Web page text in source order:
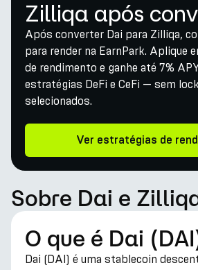
Zilliqa após
Após converter Dai para Zilliqa,
para render na EarnPark. Aplique
de rendimento e ganhe até 7%
estratégias DeFi e CeFi — sem
selecionados.
Ver estratégias de
Sobre Dai e
O que é Dai
Dai (DAI) é uma stablecoin